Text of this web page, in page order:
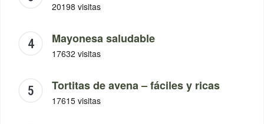
20198 visitas
Mayonesa saludable
17632 visitas
Tortitas de avena – fáciles y ricas
17615 visitas